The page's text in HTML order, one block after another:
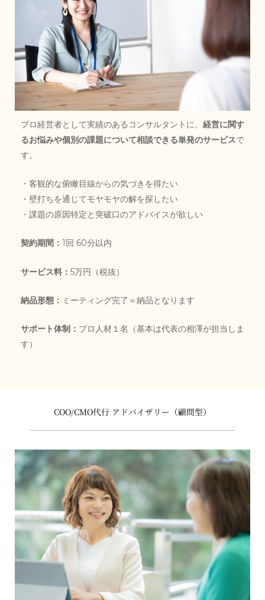
プロ経営者として実績のあるコンサルタントに、 経営に関す
るお悩みや個別の課題について相談できる単発のサービスで
す。
・客観的な俯瞰目線からの気づきを得たい
・壁打ちを通じてモヤモヤの解を探したい
・課題の原因特定と突破口のアドバイスが欲しい
契約期間： 1回 60分以内
サービス料： 5万円（税抜）
納品形態： ミーティング完了＝納品となります
サポート体制： プロ人材１名（基本は代表の相澤が担当しま
す）
COO/CMO代行 アドバイザリー（顧問型）